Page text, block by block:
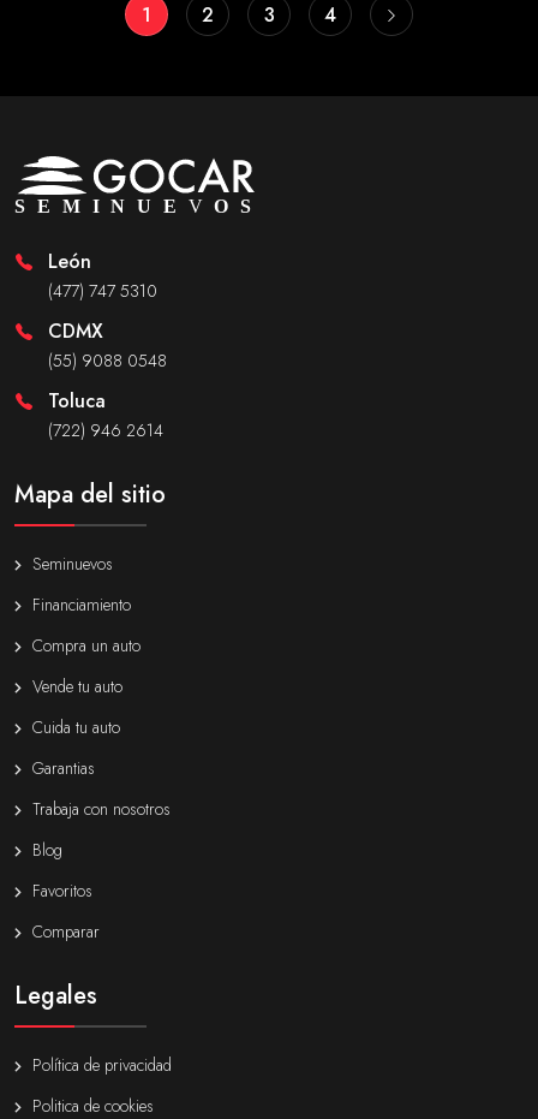
1 2 3 4
León
(477) 747 5310
CDMX
(55) 9088 0548
Toluca
(722) 946 2614
Mapa del sitio
Seminuevos
Financiamiento
Compra un auto
Vende tu auto
Cuida tu auto
Garantias
Trabaja con nosotros
Blog
Favoritos
Comparar
Legales
Política de privacidad
Politica de cookies